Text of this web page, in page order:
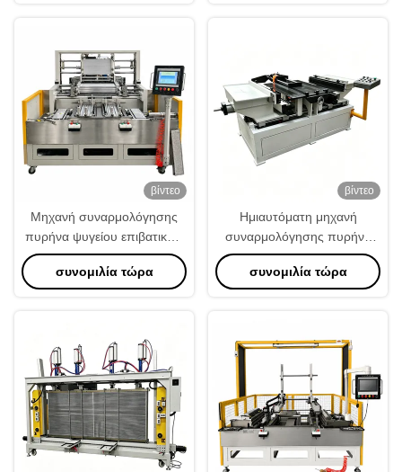
βίντεο
Μηχανή συναρμολόγησης
πυρήνα ψυγείου επιβατικών
αυτοκινήτων με αυτόματο
περιοδικό σωλήνων και
συνομιλία τώρα
βίντεο
Ημιαυτόματη μηχανή
συναρμολόγησης πυρήνα
συμπυκνωτή για συστήματα
κλιματισμού αυτοκινήτων
συνομιλία τώρα